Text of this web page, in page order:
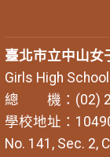
臺北市立中山女
Girls High School
總 機：(02)
學校地址：
No. 141, Sec. 2,